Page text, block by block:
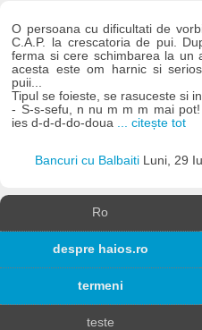
O persoana cu dificultati de
C.A.P. la crescatoria de pui.
ferma si cere schimbarea la un
acesta este om harnic si
puii...
Tipul se foieste, se rasuceste si
- S-s-sefu, n nu m m m mai
ies d-d-d-do-doua ... citește tot
Bancuri cu Balbaiti Luni, 29
Ro
despre haios.ro
termeni
teste